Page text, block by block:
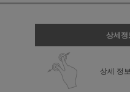
상세정
상세 정